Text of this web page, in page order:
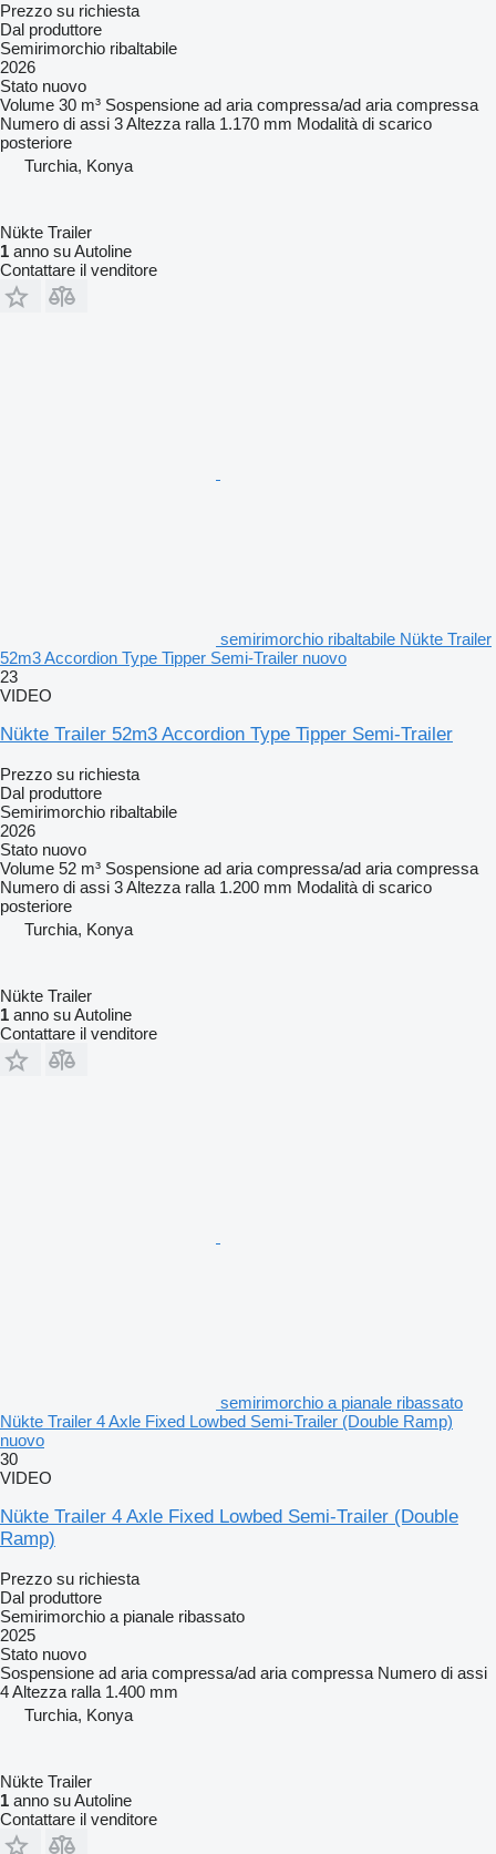
Prezzo su richiesta
Dal produttore
Semirimorchio ribaltabile
2026
Stato nuovo
Volume 30 m³ Sospensione ad aria compressa/ad aria compressa
Numero di assi 3Altezza ralla 1.170 mm Modalità di scarico
posteriore
Turchia, Konya
Nükte Trailer
1 anno su Autoline
Contattare il venditore
semirimorchio ribaltabile Nükte Trailer
52m3 Accordion Type Tipper Semi-Trailer nuovo
23
VIDEO
Nükte Trailer 52m3 Accordion Type Tipper Semi-Trailer
Prezzo su richiesta
Dal produttore
Semirimorchio ribaltabile
2026
Stato nuovo
Volume 52 m³ Sospensione ad aria compressa/ad aria compressa
Numero di assi 3Altezza ralla 1.200 mm Modalità di scarico
posteriore
Turchia, Konya
Nükte Trailer
1 anno su Autoline
Contattare il venditore
semirimorchio a pianale ribassato
Nükte Trailer 4 Axle Fixed Lowbed Semi-Trailer (Double Ramp)
nuovo
30
VIDEO
Nükte Trailer 4 Axle Fixed Lowbed Semi-Trailer (Double
Ramp)
Prezzo su richiesta
Dal produttore
Semirimorchio a pianale ribassato
2025
Stato nuovo
Sospensione ad aria compressa/ad aria compressa Numero di assi
4Altezza ralla 1.400 mm
Turchia, Konya
Nükte Trailer
1 anno su Autoline
Contattare il venditore